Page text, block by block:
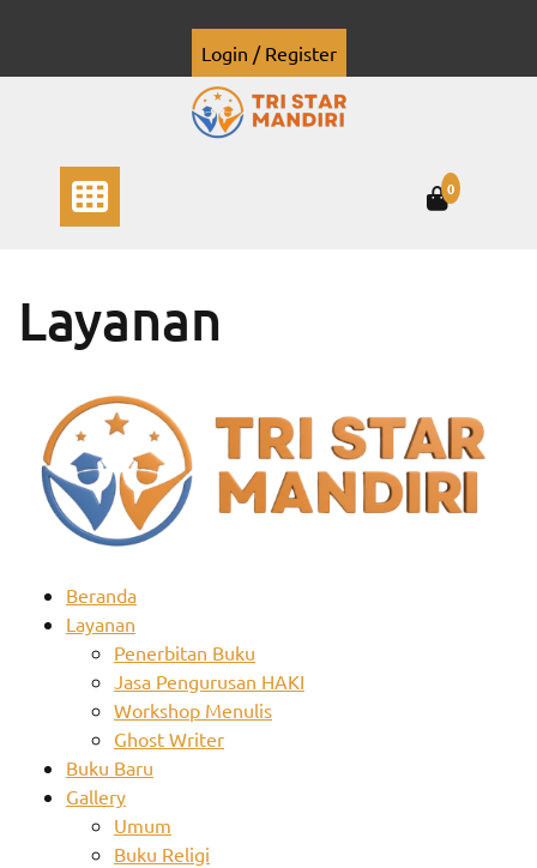
content
Login / Register
Tristar Mandiri
0
Layanan
Beranda
Layanan
Penerbitan Buku
Jasa Pengurusan HAKI
Workshop Menulis
Ghost Writer
Buku Baru
Gallery
Umum
Buku Religi